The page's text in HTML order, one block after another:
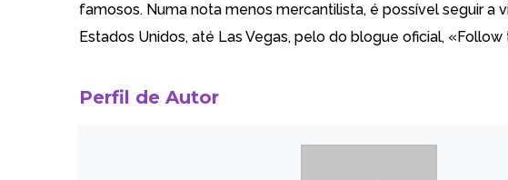
famosos. Numa nota menos mercantilista, é possível seguir a
Estados Unidos, até Las Vegas, pelo do blogue oficial, «Follow
Perfil de Autor